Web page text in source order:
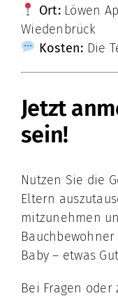
Ort:Löwen
Wiedenbrück
Kosten: Die
Jetzt
sein!
Nutzen Sie die
Eltern
mitzunehmen
Baby – etwas
Bei Fragen